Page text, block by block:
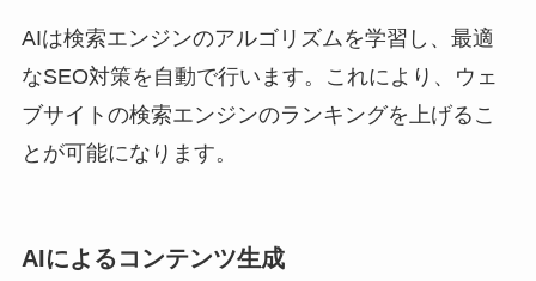
AIは検索エンジンのアルゴリズムを学習し、最適
なSEO対策を自動で行います。これにより、ウェ
ブサイトの検索エンジンのランキングを上げるこ
とが可能になります。
AIによるコンテンツ生成